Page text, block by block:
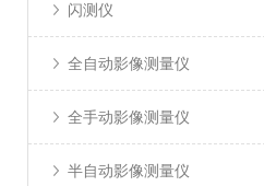
闪测仪
全自动影像测量仪
全手动影像测量仪
半自动影像测量仪